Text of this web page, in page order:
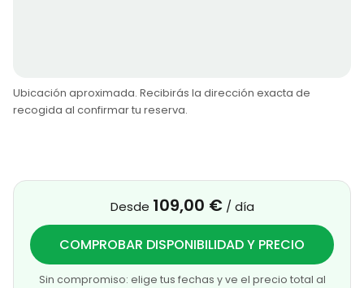
Ubicación aproximada. Recibirás la dirección exacta de
recogida al confirmar tu reserva.
Desde 109,00 € / día
COMPROBAR DISPONIBILIDAD Y PRECIO
Sin compromiso: elige tus fechas y ve el precio total al